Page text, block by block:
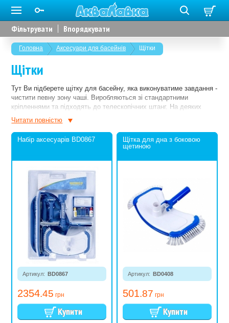
Головна Аксесуари для басейнів Щітки
Щітки
Фільтрувати Впорядкувати
Тут Ви підберете щітку для басейну, яка виконуватиме завдання -
чистити певну зону чаші. Виробляються зі стандартними
кріпленнями та підходять до телескопічних штанг. На деяких
моделях кріплення знімне і Ви можете замінити його, якщо
раптом пошкодите під час експлуатації.
Читати повнiстю
Набір аксесуарів BD0867
Артикул: BD0867
2354.45 грн
Щітка для дна з боковою
щетиною
Артикул: BD0408
501.87 грн